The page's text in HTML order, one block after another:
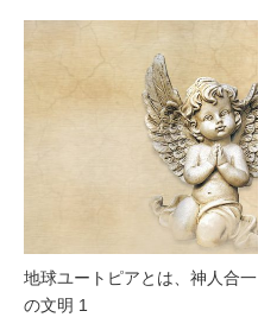
地球ユートピアとは、神人合一
の文明 1